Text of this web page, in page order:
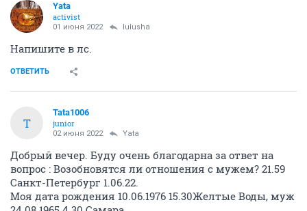
Yata
activist
01 июня 2022 lulusha
Напишите в лс.
ОТВЕТИТЬ
T
Tata1006
junior
02 июня 2022 Yata
Добрый вечер. Буду очень благодарна за ответ на
вопрос : Возобновятся ли отношения с мужем? 21.59
Санкт-Петербург 1.06.22.
Моя дата рождения 10.06.1976 15.30Желтые Воды, муж